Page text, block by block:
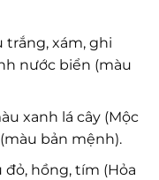
xám, ghi
nước biển (màu
xanh lá cây (Mộc
bản mệnh).
hồng, tím (Hỏa